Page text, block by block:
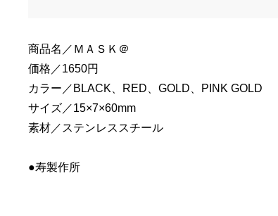
商品名／ＭＡＳＫ＠
価格／1650円
カラー／BLACK、RED、GOLD、PINK GOLD
サイズ／15×7×60mm
素材／ステンレススチール
●寿製作所